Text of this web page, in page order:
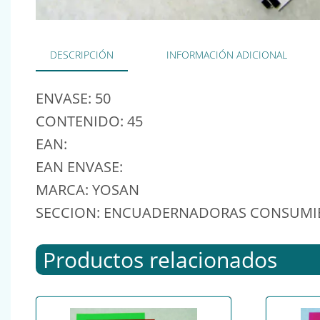
DESCRIPCIÓN INFORMACIÓN ADICIONAL
ENVASE: 50
CONTENIDO: 45
EAN:
EAN ENVASE:
MARCA: YOSAN
SECCION: ENCUADERNADORAS
Productos relacionados